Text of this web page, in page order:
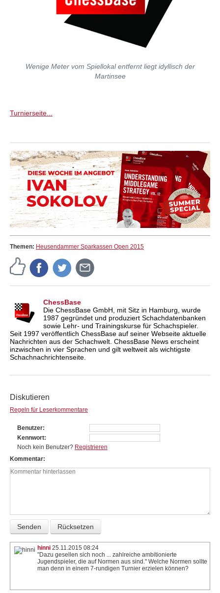
Wenige Meter vom Spiellokal entfernt liegt idyllisch der
Martinsee
Turnierseite...
Themen: Heusendammer Sparkassen Open 2015
ChessBase
Die ChessBase GmbH, mit Sitz in Hamburg, wurde
1987 gegründet und produziert Schachdatenbanken
sowie Lehr- und Trainingskurse für Schachspieler.
Seit 1997 veröffentlich ChessBase auf seiner Webseite aktuelle
Nachrichten aus der Schachwelt. ChessBase News erscheint
inzwischen in vier Sprachen und gilt weltweit als wichtigste
Schachnachrichtenseite.
Diskutieren
Regeln für Leserkommentare
Benutzer
Kennwort
Noch kein Benutzer? Registrieren
Kommentar
hinni 25.11.2015 08:24
"Dazu gesellen sich noch ... zahlreiche ambitionierte
Jugendspieler, die auf Normen aus sind." Welche Normen sollte
man denn in einem 7-rundigen Turnier erzielen können?